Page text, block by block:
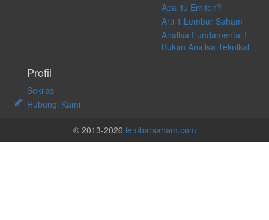
Apa itu Emiten?
Arti 1 Lembar Saham
Analisa Fundamental !
Bukan Analisa Teknikal
Profil
Sekilas
Hubungi Kami
© 2013-2026 lembarsaham.com